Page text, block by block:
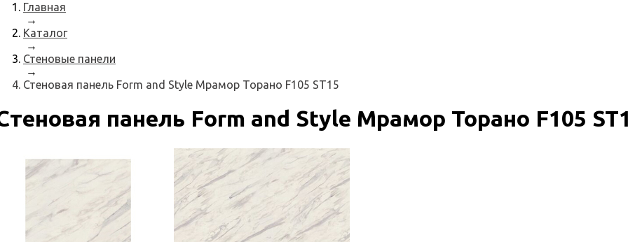
Главная
→
Каталог
→
Стеновые панели
→
Стеновая панель Form and Style Мрамор Торано F105 ST15
панель Form and Style Мрамор Торано F105